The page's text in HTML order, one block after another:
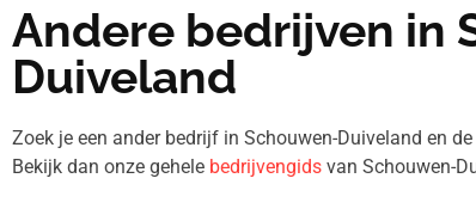
Andere bedrijven in
Duiveland
Zoek je een ander bedrijf in Schouwen-Duiveland en
Bekijk dan onze gehele bedrijvengids van Schouwen-